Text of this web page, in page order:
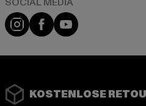
Instagram
FacebookYouTube
KOSTENLOSE